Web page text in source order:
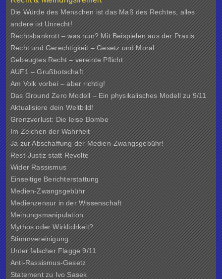
Die Würde des Menschen ist das Maß des Rechtes, alles
andere ist Unrecht!
Rechtsbankrott – was nun? Mit Beispielen aus der Praxis
Recht und Gerechtigkeit – Gesetz und Moral
Gebeugtes Recht – vereinte Pflicht
AUF1 – Grußbotschaft
Am Volk vorbei – aber richtig!
Das Ground Zero Modell – Ein physikalisches Modell zu 9/11
Aktualisiere dein Weltbild!
Grenzverlust: Die leise Bombe
Im Zeichen der Wahrheit
Ja zur Abschaffung der Medien-Zwangsgebühr!
Rest-Justiz statt Revolte
Wider Rassismus
Einseitige Berichterstattung
Medien-Zwangsgebühr
Medienzensur in der Wissenschaft
Meinungsmanipulation
Mythos oder Wirklichkeit?
Stimmvereinigung
Unter falscher Flagge 9/11
Anti-Rassismus-Gesetz
Statement zu Ivo Sasek